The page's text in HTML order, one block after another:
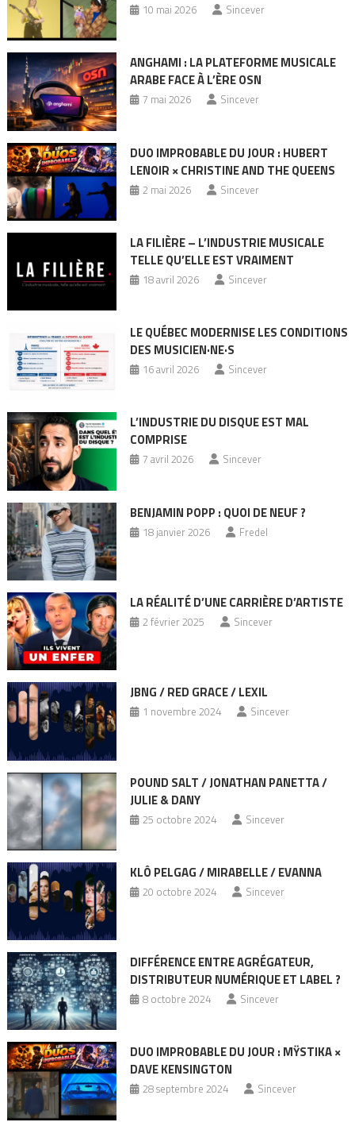
10 mai 2026 Sincever
ANGHAMI : LA PLATEFORME MUSICALE
ARABE FACE À L’ÈRE OSN
7 mai 2026 Sincever
DUO IMPROBABLE DU JOUR : HUBERT
LENOIR × CHRISTINE AND THE QUEENS
2 mai 2026 Sincever
LA FILIÈRE – L’INDUSTRIE MUSICALE
TELLE QU’ELLE EST VRAIMENT
18 avril 2026 Sincever
LE QUÉBEC MODERNISE LES CONDITIONS
DES MUSICIEN·NE·S
16 avril 2026 Sincever
L’INDUSTRIE DU DISQUE EST MAL
COMPRISE
7 avril 2026 Sincever
BENJAMIN POPP : QUOI DE NEUF ?
18 janvier 2026 Fredel
LA RÉALITÉ D’UNE CARRIÈRE D’ARTISTE
2 février 2025 Sincever
JBNG / RED GRACE / LEXIL
1 novembre 2024 Sincever
POUND SALT / JONATHAN PANETTA /
JULIE & DANY
25 octobre 2024 Sincever
KLÔ PELGAG / MIRABELLE / EVANNA
20 octobre 2024 Sincever
DIFFÉRENCE ENTRE AGRÉGATEUR,
DISTRIBUTEUR NUMÉRIQUE ET LABEL ?
8 octobre 2024 Sincever
DUO IMPROBABLE DU JOUR : MŸSTIKA ×
DAVE KENSINGTON
28 septembre 2024 Sincever